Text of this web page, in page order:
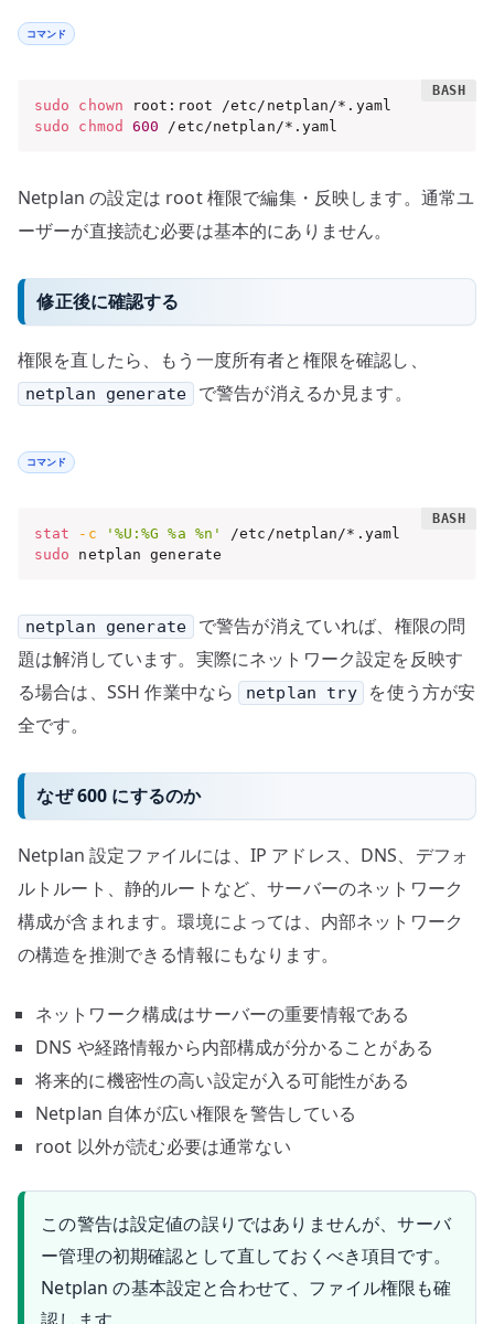
コマンド
sudo chown
sudo
chmod 600 /etc/netplan/*.yaml
Netplan の設定は root 権限で編集・反映します。通常ユ
ーザーが直接読む必要は基本的にありません。
修正後に確認する
権限を直したら、もう一度所有者と権限を確認し、
netplan generate で警告が消えるか見ます。
コマンド
stat -c '%U:%G %a %n'
sudo netplan generate
netplan generate
で警告が消えていれば、権限の問
題は解消しています。実際にネットワーク設定を反映す
る場合は、SSH 作業中なら
netplan try
を使う方が安
全です。
なぜ 600 にするのか
Netplan 設定ファイルには、IP アドレス、DNS、デフォ
ルトルート、静的ルートなど、サーバーのネットワーク
構成が含まれます。環境によっては、内部ネットワーク
の構造を推測できる情報にもなります。
ネットワーク構成はサーバーの重要情報である
DNS や経路情報から内部構成が分かることがある
将来的に機密性の高い設定が入る可能性がある
Netplan 自体が広い権限を警告している
root 以外が読む必要は通常ない
この警告は設定値の誤りではありませんが、サーバ
ー管理の初期確認として直しておくべき項目です。
Netplan の基本設定と合わせて、ファイル権限も確